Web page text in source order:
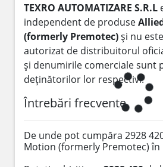
TEXRO AUTOMATIZARE S.R.L
independent de produse
(formerly Premotec)și nu
autorizat de distribuitorul
și denumirile comerciale sunt
deținătorilor lor respectivi.
Întrebări frecvente
De unde pot cumpăra 2928
Motion (formerly Premotec) în